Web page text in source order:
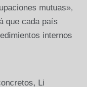
mutuas»,
que cada país
internos
Li